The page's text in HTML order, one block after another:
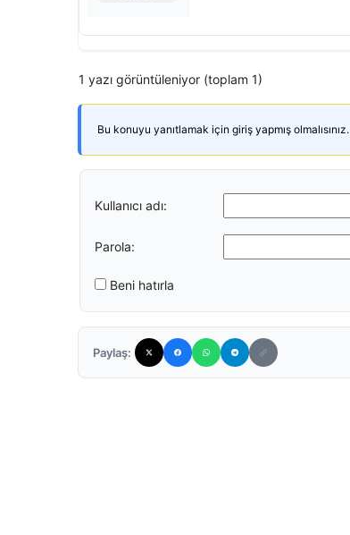
1 yazı görüntüleniyor (toplam 1)
Bu konuyu yanıtlamak için giriş yapmış olmalısınız.
Kullanıcı adı:
Parola:
Beni hatırla
Paylaş: